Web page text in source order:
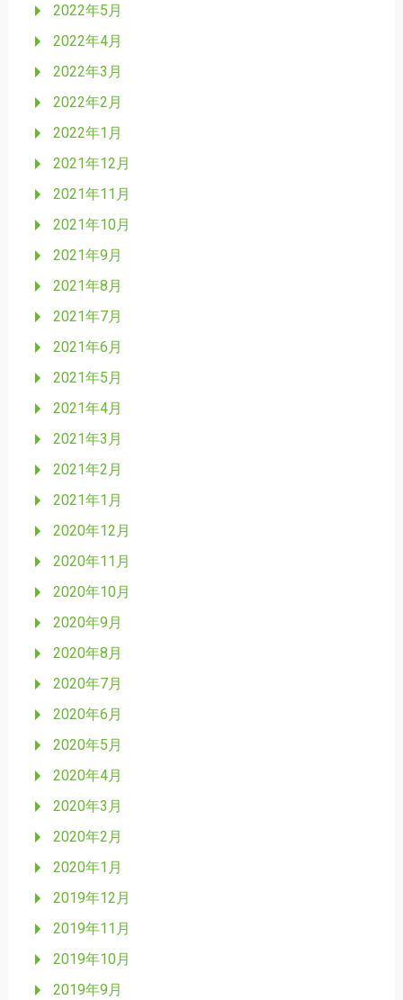
2022年5月
2022年4月
2022年3月
2022年2月
2022年1月
2021年12月
2021年11月
2021年10月
2021年9月
2021年8月
2021年7月
2021年6月
2021年5月
2021年4月
2021年3月
2021年2月
2021年1月
2020年12月
2020年11月
2020年10月
2020年9月
2020年8月
2020年7月
2020年6月
2020年5月
2020年4月
2020年3月
2020年2月
2020年1月
2019年12月
2019年11月
2019年10月
2019年9月